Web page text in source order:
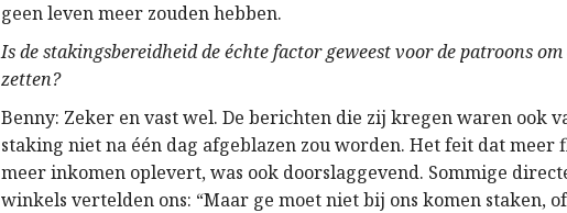
geen leven meer zouden hebben.
Is de stakingsbereidheid de échte factor geweest voor de patroons
zetten?
Benny: Zeker en vast wel. De berichten die zij kregen waren ook
staking niet na één dag afgeblazen zou worden. Het feit dat
meer inkomen oplevert, was ook doorslaggevend. Sommige
winkels vertelden ons: “Maar ge moet niet bij ons komen staken,